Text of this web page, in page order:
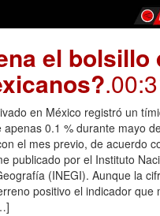
el bolsillo
en México registró un
apenas 0.1 % durante mayo
el mes previo, de acuerdo
publicado por el Instituto
(INEGI). Aunque la
positivo el indicador que